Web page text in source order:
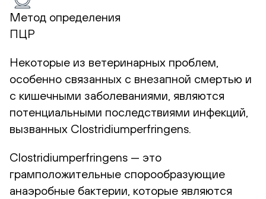
Метод определения
ПЦР
Некоторые из ветеринарных проблем,
особенно связанных с внезапной смертью и
с кишечными заболеваниями, являются
потенциальными последствиями инфекций,
вызванных Clostridiumperfringens.
Clostridiumperfringens — это
грамположительные спорообразующие
анаэробные бактерии, которые являются